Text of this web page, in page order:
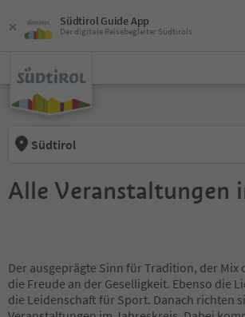
Südtirol Guide App
Der digitale Reisebegleiter Südtirols
Südtirol
Alle Veranstaltungen
Der ausgeprägte Sinn für Tradition, der Mix
die Freude an der Geselligkeit. Ebenso die
die Leidenschaft für Sport. Danach richten